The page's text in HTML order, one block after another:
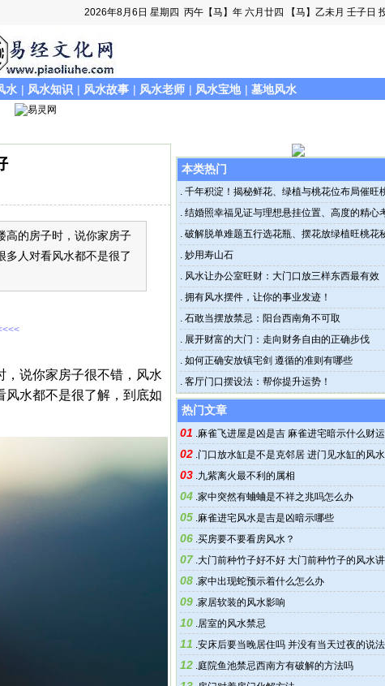
2026年8月6日 星期四 丙午【马】年 六月廿四 【马】乙未月 壬子日
水 | 风水知识 | 风水故事 | 风水老师 | 风水宝地 | 墓地风水
高的房子时，说你家房子
多人对看风水都不是很了
，说你家房子很不错，风水
风水都不是很了解，到底如
本类热门
. 千年积淀！揭秘鲜花、绿植与桃花位布局催旺
花之法
. 结婚照幸福见证与理想悬挂位置、高度的精心
量
. 破解脱单难题五行选花瓶、摆花放绿植旺桃花
籍
. 妙用寿山石
. 风水让办公室旺财：大门口放三样东西最有效
. 拥有风水摆件，让你的事业发迹！
. 石敢当摆放禁忌：阳台西南角不可取
. 展开财富的大门：走向财务自由的正确步伐
. 如何正确安放镇宅剑 遵循的准则有哪些
. 客厅门口摆设法：帮你提升运势！
热门文章
01 .麻雀飞进屋是凶是吉 麻雀进宅暗示什么财运
02 .门口放水缸是不是克邻居 进门见水缸的风
03 .九紫离火最不利的属相
04 .家中突然有蛐蛐是不祥之兆吗怎么办
05 .麻雀进宅风水是吉是凶暗示哪些
06 .买房要不要看房风水？
07 .大门前种竹子好不好 大门前种竹子的风水
08 .家中出现蛇预示着什么怎么办
09 .家居软装的风水影响
10 .居室的风水禁忌
11 .安床后要当晚居住吗 并没有当天过夜的说法
12 .庭院鱼池禁忌西南方有破解的方法吗